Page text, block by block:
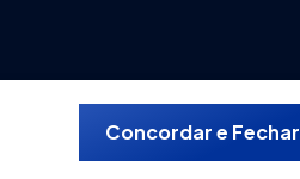
Concordar e Fechar